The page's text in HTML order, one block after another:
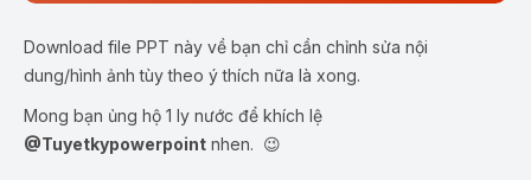
Download file PPT này về bạn chỉ cần chỉnh sửa nội
dung/hình ảnh tùy theo ý thích nữa là xong.
Mong bạn ủng hộ 1 ly nước để khích lệ
@Tuyetkypowerpoint nhen. 😉